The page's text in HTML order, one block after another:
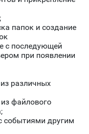
папок и создание
с последующей
при появлении
различных
файлового
событиями другим